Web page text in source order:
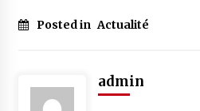
Posted in Actualité
admin